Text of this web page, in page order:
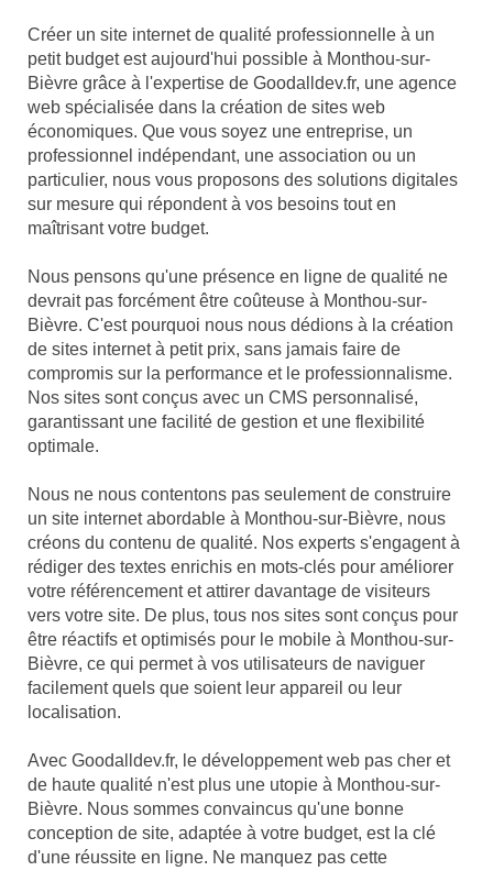
Créer un site internet de qualité professionnelle à un
petit budget est aujourd'hui possible à Monthou-sur-
Bièvre grâce à l'expertise de Goodalldev.fr, une agence
web spécialisée dans la création de sites web
économiques. Que vous soyez une entreprise, un
professionnel indépendant, une association ou un
particulier, nous vous proposons des solutions digitales
sur mesure qui répondent à vos besoins tout en
maîtrisant votre budget.
Nous pensons qu'une présence en ligne de qualité ne
devrait pas forcément être coûteuse à Monthou-sur-
Bièvre. C'est pourquoi nous nous dédions à la création
de sites internet à petit prix, sans jamais faire de
compromis sur la performance et le professionnalisme.
Nos sites sont conçus avec un CMS personnalisé,
garantissant une facilité de gestion et une flexibilité
optimale.
Nous ne nous contentons pas seulement de construire
un site internet abordable à Monthou-sur-Bièvre, nous
créons du contenu de qualité. Nos experts s'engagent à
rédiger des textes enrichis en mots-clés pour améliorer
votre référencement et attirer davantage de visiteurs
vers votre site. De plus, tous nos sites sont conçus pour
être réactifs et optimisés pour le mobile à Monthou-sur-
Bièvre, ce qui permet à vos utilisateurs de naviguer
facilement quels que soient leur appareil ou leur
localisation.
Avec Goodalldev.fr, le développement web pas cher et
de haute qualité n'est plus une utopie à Monthou-sur-
Bièvre. Nous sommes convaincus qu'une bonne
conception de site, adaptée à votre budget, est la clé
d'une réussite en ligne. Ne manquez pas cette